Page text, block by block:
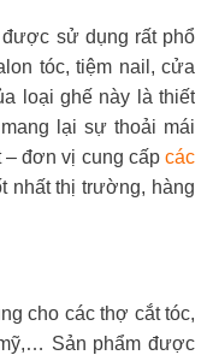
được sử dụng rất phổ
tóc, tiệm nail, cửa
loại ghế này là thiết
lại sự thoải mái
đơn vị cung cấp các
nhất thị trường, hàng
cho các thợ cắt tóc,
Sản phẩm được